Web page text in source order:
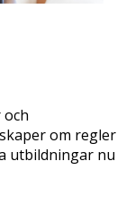
om regler
utbildningar nu